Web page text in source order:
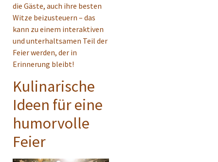
die Gäste, auch ihre besten
Witze beizusteuern – das
kann zu einem interaktiven
und unterhaltsamen Teil der
Feier werden, der in
Erinnerung bleibt!
Kulinarische
Ideen für eine
humorvolle
Feier